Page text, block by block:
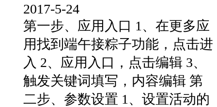
2017-5-24
第一步、应用入口 1、在更多应
用找到端午接粽子功能，点击进
入 2、应用入口，点击编辑 3、
触发关键词填写，内容编辑 第
二步、参数设置 1、设置活动的